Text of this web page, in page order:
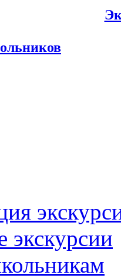
экскурсии